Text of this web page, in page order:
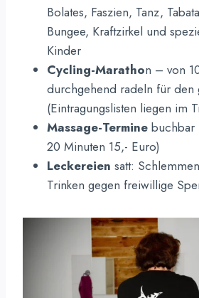
Bolates, Faszien, Tanz,
Bungee, Kraftzirkel und
Kinder
Cycling-Marathon – von
durchgehend radeln für den
(Eintragungslisten liegen im
Massage-Termine buchbar
20 Minuten 15,- Euro)
Leckereien satt:
Trinken gegen freiwillige